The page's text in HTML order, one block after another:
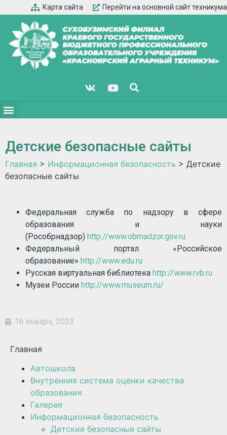
Карта сайта Перейти на основной сайт техникума
Детские безопасные сайты
Главная > Информационная безопасность > Детские
безопасные сайты
Федеральная служба по надзору в сфере
образования и науки
(Рособрнадзор) http://www.obrnadzor.gov.ru
Федеральный портал «Российское
образование» http://www.edu.ru
Русская виртуальная библиотека http://www.rvb.ru
Музеи России http://www.museum.ru/
16 января, 2023
Главная
Автошкола
Внутренняя система оценки качества
образования
Галерея
Информационная безопасность
Детские безопасные сайты